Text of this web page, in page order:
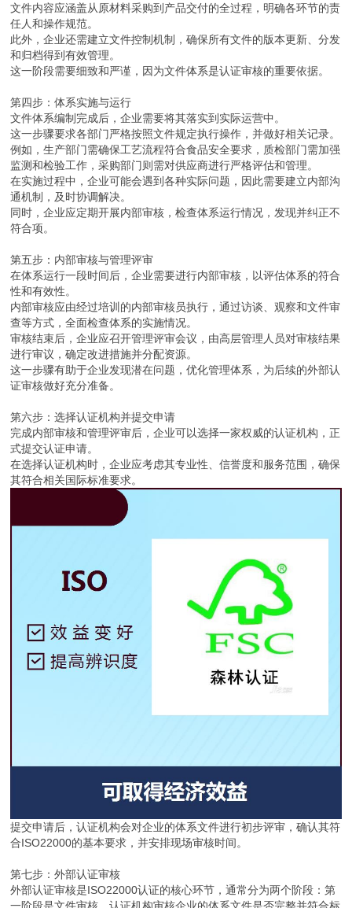
文件内容应涵盖从原材料采购到产品交付的全过程，明确各环节的责
任人和操作规范。
此外，企业还需建立文件控制机制，确保所有文件的版本更新、分发
和归档得到有效管理。
这一阶段需要细致和严谨，因为文件体系是认证审核的重要依据。
第四步：体系实施与运行
文件体系编制完成后，企业需要将其落实到实际运营中。
这一步骤要求各部门严格按照文件规定执行操作，并做好相关记录。
例如，生产部门需确保工艺流程符合食品安全要求，质检部门需加强
监测和检验工作，采购部门则需对供应商进行严格评估和管理。
在实施过程中，企业可能会遇到各种实际问题，因此需要建立内部沟
通机制，及时协调解决。
同时，企业应定期开展内部审核，检查体系运行情况，发现并纠正不
符合项。
第五步：内部审核与管理评审
在体系运行一段时间后，企业需要进行内部审核，以评估体系的符合
性和有效性。
内部审核应由经过培训的内部审核员执行，通过访谈、观察和文件审
查等方式，全面检查体系的实施情况。
审核结束后，企业应召开管理评审会议，由高层管理人员对审核结果
进行审议，确定改进措施并分配资源。
这一步骤有助于企业发现潜在问题，优化管理体系，为后续的外部认
证审核做好充分准备。
第六步：选择认证机构并提交申请
完成内部审核和管理评审后，企业可以选择一家权威的认证机构，正
式提交认证申请。
在选择认证机构时，企业应考虑其专业性、信誉度和服务范围，确保
其符合相关国际标准要求。
提交申请后，认证机构会对企业的体系文件进行初步评审，确认其符
合ISO22000的基本要求，并安排现场审核时间。
第七步：外部认证审核
外部认证审核是ISO22000认证的核心环节，通常分为两个阶段：第